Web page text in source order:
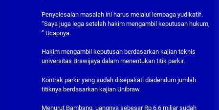
Penyelesaian masalah ini harus melalui lembaga yudikatif.
“Saya juga lega setelah hakim mengambil keputusan hukum,
” Ucapnya.
Hakim mengambil keputusan berdasarkan kajian teknis
universitas Brawijaya dalam menentukan titik parkir.
Kontrak parkir yang sudah disepakati diadendum jumlah
titiknya berdasarkan kajian Unibraw.
Menurut Bambang, uangnya sebesar Rp 6,6 miliar sudah